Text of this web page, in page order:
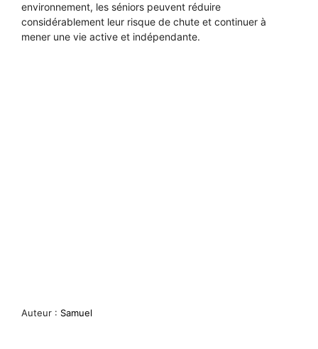
environnement, les séniors peuvent réduire
considérablement leur risque de chute et continuer à
mener une vie active et indépendante.
Auteur : Samuel